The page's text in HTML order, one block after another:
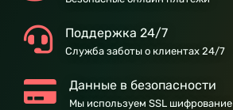
Поддержка 24/7
Служба заботы о клиентах 24/7
Данные в безопасности
Мы используем SSL шифрование